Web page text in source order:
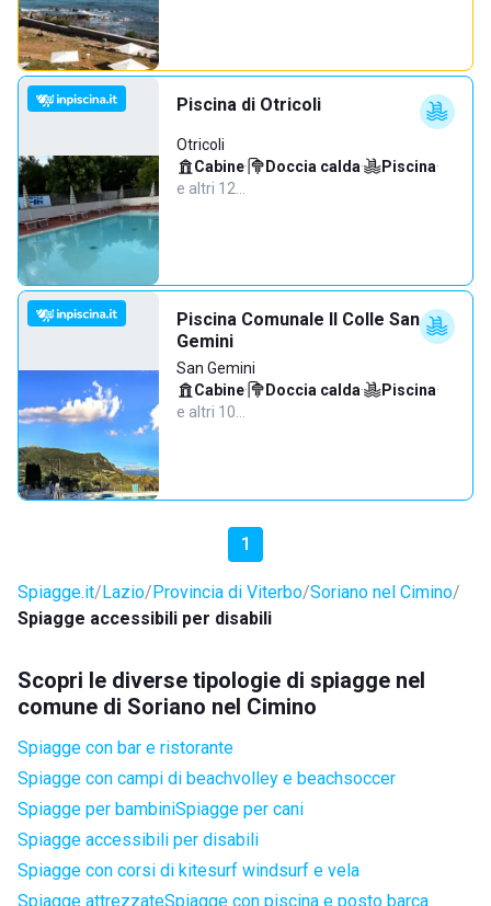
Piscina di Otricoli
Otricoli
Cabine· Doccia calda· Piscina·
e altri 12…
Piscina Comunale Il Colle San
Gemini
San Gemini
Cabine· Doccia calda· Piscina·
e altri 10…
1
Spiagge.it Lazio Provincia di Viterbo Soriano nel Cimino
Spiagge accessibili per disabili
Scopri le diverse tipologie di spiagge nel
comune di Soriano nel Cimino
Spiagge con bar e ristorante
Spiagge con campi di beachvolley e beachsoccer
Spiagge per bambiniSpiagge per cani
Spiagge accessibili per disabili
Spiagge con corsi di kitesurf windsurf e vela
Spiagge attrezzateSpiagge con piscina e posto barca